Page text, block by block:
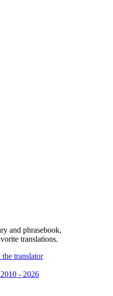
and phrasebook,
translations.
- 2026